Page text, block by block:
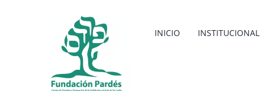
INICIO INSTITUCIONAL